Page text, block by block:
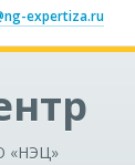
expertiza.ru
«НЭЦ»